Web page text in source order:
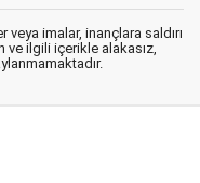
imalar, inançlara saldırı
ve ilgili içerikle alakasız,